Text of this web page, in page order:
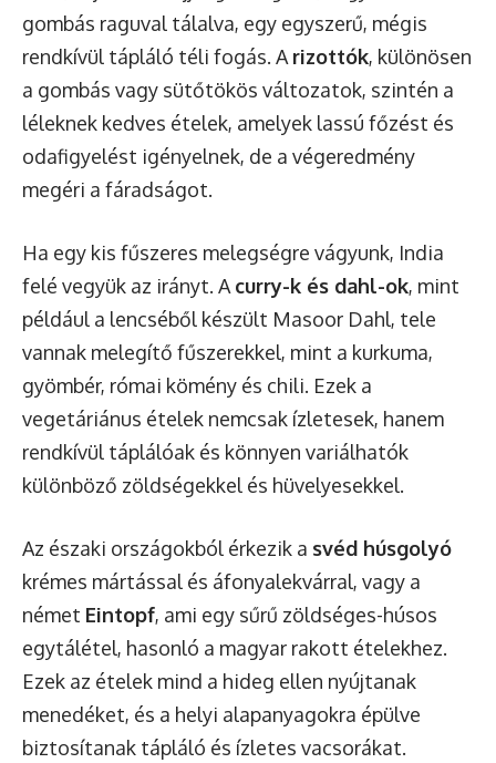
gombás raguval tálalva, egy egyszerű, mégis
rendkívül tápláló téli fogás. A rizottók, különösen
a gombás vagy sütőtökös változatok, szintén a
léleknek kedves ételek, amelyek lassú főzést és
odafigyelést igényelnek, de a végeredmény
megéri a fáradságot.
Ha egy kis fűszeres melegségre vágyunk, India
felé vegyük az irányt. A curry-k és dahl-ok, mint
például a lencséből készült Masoor Dahl, tele
vannak melegítő fűszerekkel, mint a kurkuma,
gyömbér, római kömény és chili. Ezek a
vegetáriánus ételek nemcsak ízletesek, hanem
rendkívül táplálóak és könnyen variálhatók
különböző zöldségekkel és hüvelyesekkel.
Az északi országokból érkezik a svéd húsgolyó
krémes mártással és áfonyalekvárral, vagy a
német Eintopf, ami egy sűrű zöldséges-húsos
egytálétel, hasonló a magyar rakott ételekhez.
Ezek az ételek mind a hideg ellen nyújtanak
menedéket, és a helyi alapanyagokra épülve
biztosítanak tápláló és ízletes vacsorákat.